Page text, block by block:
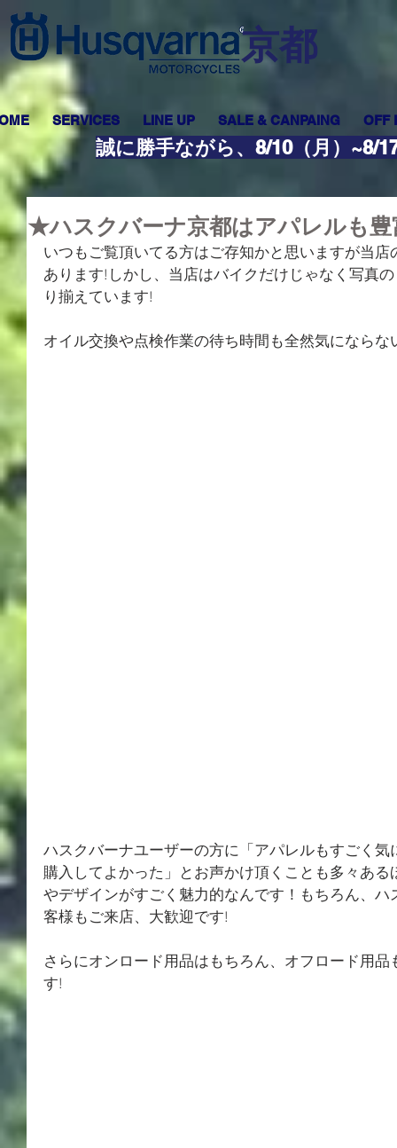
​京都
SERVICES LINE UP SALE & CANPAING OFF
誠に勝手ながら、8/10（月）~8/
★ハスクバーナ京都はアパレルも
いつもご覧頂いてる方はご存知かと思いますが当
あります!しかし、当店はバイクだけじゃなく写真
り揃えています!
オイル交換や点検作業の待ち時間も全然気にならな
ハスクバーナユーザーの方に「アパレルもすごく
購入してよかった」とお声かけ頂くことも多々あ
やデザインがすごく魅力的なんです！もちろん、
客様もご来店、大歓迎です!
さらにオンロード用品はもちろん、オフロード用
す!